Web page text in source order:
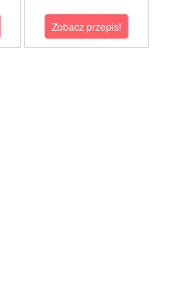
Zobacz przepis!